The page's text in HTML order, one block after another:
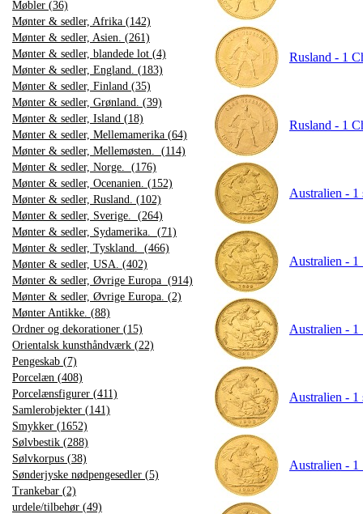
Møbler (36)
Mønter & sedler, Afrika (142)
Mønter & sedler, Asien. (261)
Mønter & sedler, blandede lot (4)
Mønter & sedler, England. (183)
Mønter & sedler, Finland (35)
Mønter & sedler, Grønland. (39)
Mønter & sedler, Island (18)
Mønter & sedler, Mellemamerika (64)
Mønter & sedler, Mellemøsten. (114)
Mønter & sedler, Norge. (176)
Mønter & sedler, Ocenanien. (152)
Mønter & sedler, Rusland. (102)
Mønter & sedler, Sverige. (264)
Mønter & sedler, Sydamerika. (71)
Mønter & sedler, Tyskland. (466)
Mønter & sedler, USA. (402)
Mønter & sedler, Øvrige Europa (914)
Mønter & sedler, Øvrige Europa. (2)
Mønter Antikke. (88)
Ordner og dekorationer (15)
Orientalsk kunsthåndværk (22)
Pengeskab (7)
Porcelæn (408)
Porcelænsfigurer (411)
Samlerobjekter (141)
Smykker (1652)
Sølvbestik (288)
Sølvkorpus (38)
Sønderjyske nødpengesedler (5)
Trankebar (2)
urdele/tilbehør (49)
Rusland - 1
Rusland - 1
Australien -
Australien -
Australien -
Australien -
Australien -